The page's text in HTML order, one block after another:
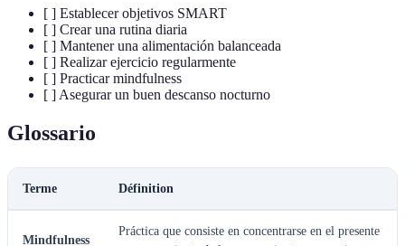
[ ] Establecer objetivos SMART
[ ] Crear una rutina diaria
[ ] Mantener una alimentación balanceada
[ ] Realizar ejercicio regularmente
[ ] Practicar mindfulness
[ ] Asegurar un buen descanso nocturno
Glossario
Terme Définition
Mindfulness
Práctica que consiste en concentrarse en el presente